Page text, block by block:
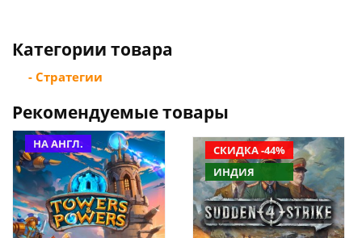
Категории товара
- Стратегии
Рекомендуемые товары
НА АНГЛ.
СКИДКА -44%
ИНДИЯ